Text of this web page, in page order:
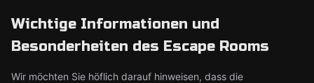
Wichtige Informationen und
Besonderheiten des Escape Rooms
Wir möchten Sie höflich darauf hinweisen, dass die